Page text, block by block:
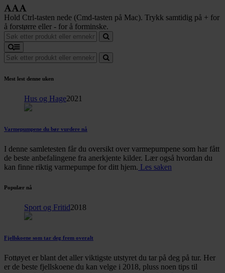
Hold Ctrl-tasten nede (Cmd-tasten på Mac). Trykk samtidig på + for
å forstørre eller - for å forminske.
Mest lest denne uken
Hus og Hage2021
Varmepumpene du bør vurdere nå
I denne samletesten får du oversikt over varmepumpene som har fått
de beste anbefalingene fra anerkjente kilder. Lær også hvordan du
kan finne riktig varmepumpe for ditt hjem. Les saken
Populær nå
Sport og Fritid2018
Fjellskoene som tar deg frem overalt
Fottøyet er blant det aller viktigste utstyret du tar på deg på tur. Her
er de beste fjellskoene du kan velge i 2018, pluss noen tips til